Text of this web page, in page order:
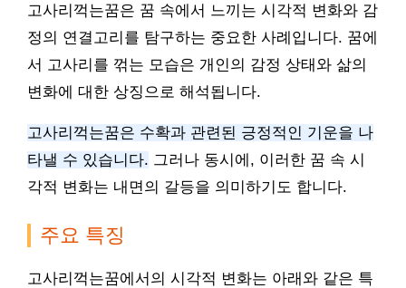
고사리꺽는꿈은 꿈 속에서 느끼는 시각적 변화와 감
정의 연결고리를 탐구하는 중요한 사례입니다. 꿈에
서 고사리를 꺾는 모습은 개인의 감정 상태와 삶의
변화에 대한 상징으로 해석됩니다.
고사리꺽는꿈은 수확과 관련된 긍정적인 기운을 나
타낼 수 있습니다. 그러나 동시에, 이러한 꿈 속 시
각적 변화는 내면의 갈등을 의미하기도 합니다.
주요 특징
고사리꺽는꿈에서의 시각적 변화는 아래와 같은 특